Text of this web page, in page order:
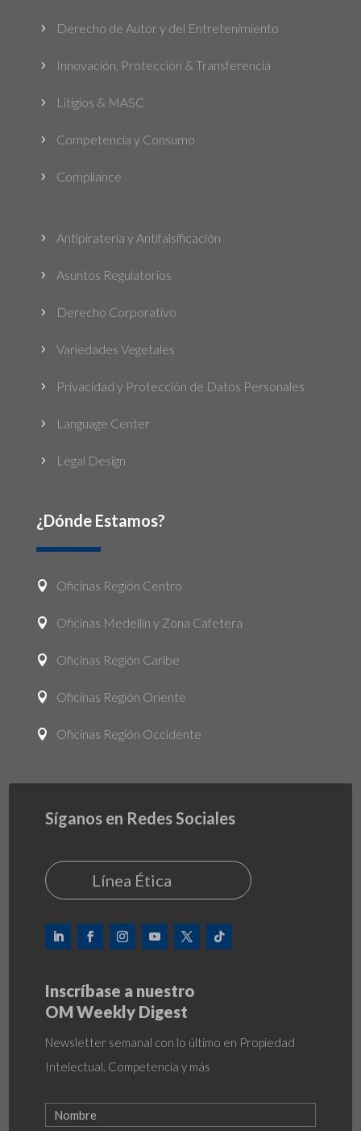
5 Derecho de Autor y del Entretenimiento
5 Innovación, Protección & Transferencia
5 Litigios & MASC
5 Competencia y Consumo
5 Compliance
5 Antipiratería y Antifalsificación
5 Asuntos Regulatorios
5 Derecho Corporativo
5 Variedades Vegetales
5 Privacidad y Protección de Datos Personales
5 Language Center
5 Legal Design
¿Dónde Estamos?
 Oficinas Región Centro
 Oficinas Medellín y Zona Cafetera
 Oficinas Región Caribe
 Oficinas Región Oriente
 Oficinas Región Occidente
Síganos en Redes Sociales
Línea Ética
Inscríbase a nuestro
OM Weekly Digest
Newsletter semanal con lo último en Propiedad
Intelectual, Competencia y más